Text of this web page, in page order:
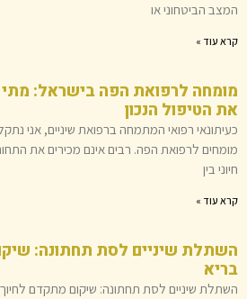
המצב הביטחוני או
קרא עוד »
מומחה לרפואת הפה בישראל: מתי
את הטיפול הנכון
כעיתונאי רפואי המתמחה ברפואת שיניים, אני
מומחים לרפואת הפה. רבים אינם מכירים את
חיוני בין
קרא עוד »
השתלת שיניים לסת תחתונה:
בריא
השתלת שיניים לסת תחתונה: שיקום מתקדם